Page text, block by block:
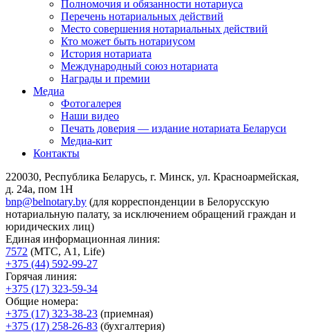
Полномочия и обязанности нотариуса
Перечень нотариальных действий
Место совершения нотариальных действий
Кто может быть нотариусом
История нотариата
Международный союз нотариата
Награды и премии
Медиа
Фотогалерея
Наши видео
Печать доверия — издание нотариата Беларуси
Медиа-кит
Контакты
220030, Республика Беларусь, г. Минск, ул. Красноармейская,
д. 24а, пом 1Н
bnp@belnotary.by (для корреспонденции в Белорусскую
нотариальную палату, за исключением обращений граждан и
юридических лиц)
Единая информационная линия:
7572 (МТС, A1, Life)
+375 (44) 592-99-27
Горячая линия:
+375 (17) 323-59-34
Общие номера:
+375 (17) 323-38-23 (приемная)
+375 (17) 258-26-83 (бухгалтерия)